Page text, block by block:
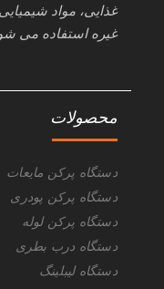
غذایی، مواد
غیره استفاده می
محصولات
دستگاه پرکن مایعات
دستگاه پرکن پودری
دستگاه پرکن لوله
دستگاه درب بطری
دستگاه لیبلینگ